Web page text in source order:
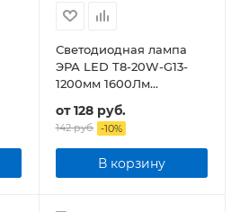
Светодиодная лампа
ЭРА LED T8-20W-G13-
1200мм 1600Лм
матовая
от128 руб.
142 руб. -10%
В корзину